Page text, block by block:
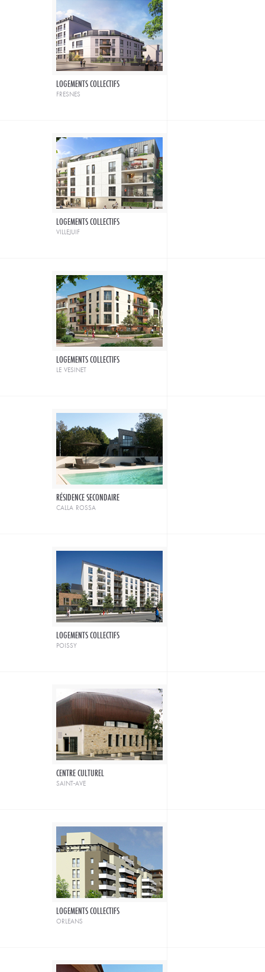
LOGEMENTS COLLECTIFS
fresnes
LOGEMENTS COLLECTIFS
villejuif
LOGEMENTS COLLECTIFS
le vesinet
RÉSIDENCE SECONDAIRE
calla rossa
LOGEMENTS COLLECTIFS
poissy
CENTRE CULTUREL
saint-ave
LOGEMENTS COLLECTIFS
orleans